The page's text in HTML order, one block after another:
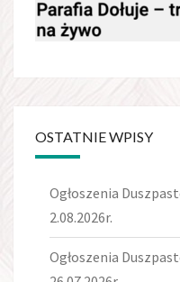
OSTATNIE WPISY
Ogłoszenia
2.08.2026r.
Ogłoszenia